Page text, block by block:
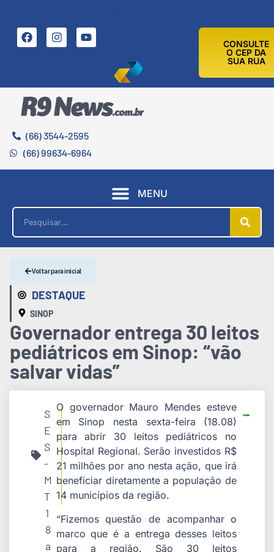
CONSULTE
O CEP DA
SUA RUA
(66) 3544-2595
(66) 99634-6964
MENU
DESTAQUE
SINOP
Voltar para inicial
Governador entrega 30 leitos
pediátricos em Sinop: “vão
salvar vidas”
S
E
S
-
M
T
1
8
a
O governador Mauro Mendes esteve
em Sinop nesta sexta-feira (18.08)
para abrir 30 leitos pediátricos no
Hospital Regional. Serão investidos R$
21 milhões por ano nesta ação, que irá
beneficiar diretamente a população de
14 municípios da região.
“Fizemos questão de acompanhar o
marco que é a entrega desses leitos
para a região. São 30 leitos